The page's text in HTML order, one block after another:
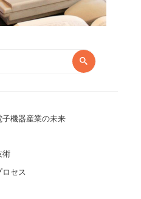
機器産業の未来
術
セス